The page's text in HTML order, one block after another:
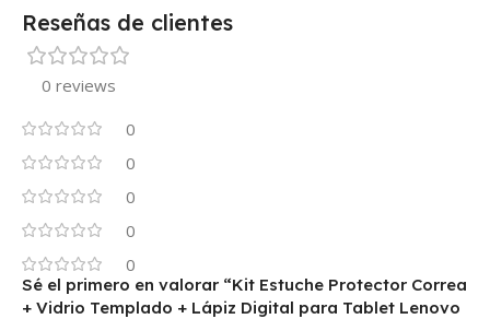
Reseñas de clientes
0 reviews
0
0
0
0
0
Sé el primero en valorar “Kit Estuche Protector Correa
+ Vidrio Templado + Lápiz Digital para Tablet Lenovo